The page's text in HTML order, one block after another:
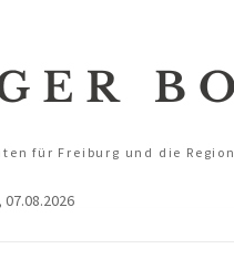
für Freiburg und die Region